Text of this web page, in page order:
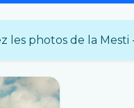
les photos de la